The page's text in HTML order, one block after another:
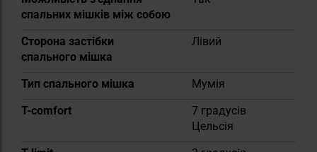
спальних мішків між собою
Сторона застібки
спального мішка
Лівий
Тип спального мішка
Мумія
T-comfort
7 градусів
Цельсія